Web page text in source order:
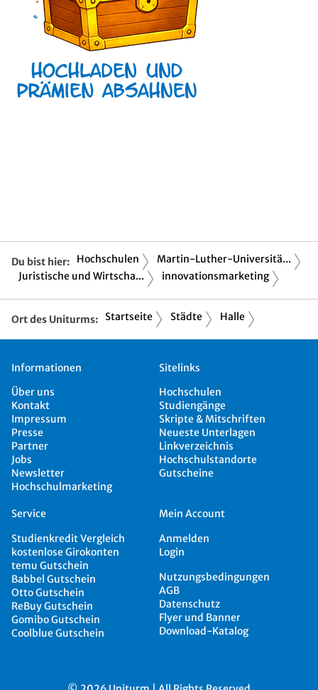
Du bist hier: Hochschulen
Martin-Luther-Universitä...
Juristische und Wirtscha...
innovationsmarketing
Ort des Uniturms: Startseite Städte Halle
Informationen
Über uns
Kontakt
Impressum
Presse
Partner
Jobs
Newsletter
Hochschulmarketing
Sitelinks
Hochschulen
Studiengänge
Skripte & Mitschriften
Neueste Unterlagen
Linkverzeichnis
Hochschulstandorte
Gutscheine
Service
Studienkredit Vergleich
kostenlose Girokonten
temu Gutschein
Babbel Gutschein
Otto Gutschein
ReBuy Gutschein
Gomibo Gutschein
Coolblue Gutschein
Mein Account
Anmelden
Login
Nutzungsbedingungen
AGB
Datenschutz
Flyer und Banner
Download-Katalog